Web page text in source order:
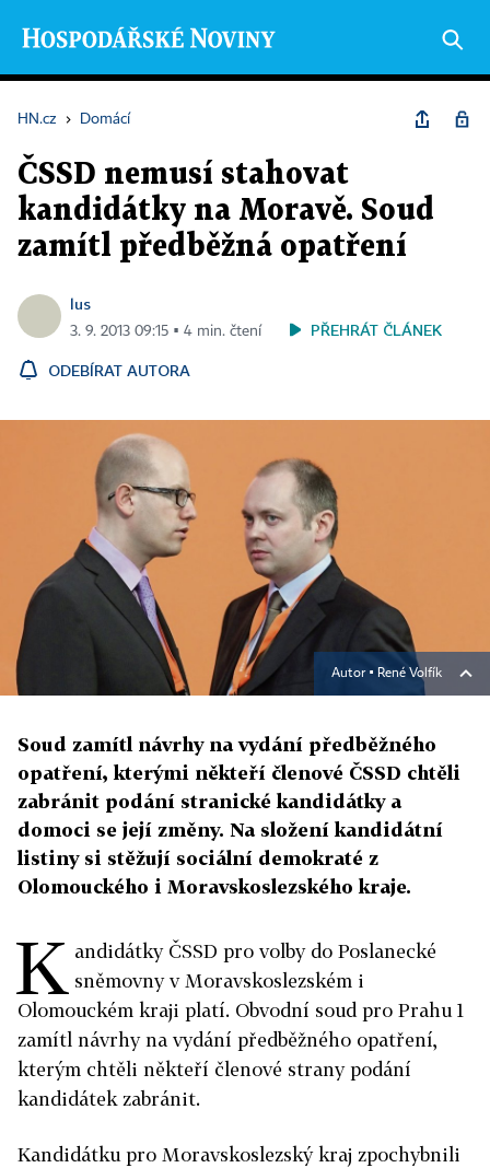
HN.cz › Domácí
ČSSD nemusí stahovat
kandidátky na Moravě. Soud
zamítl předběžná opatření
lus
3. 9. 2013 09:15 ▪ 4 min. čtení PŘEHRÁT ČLÁNEK
ODEBÍRAT AUTORA
Autor ▪ René Volfík
Soud zamítl návrhy na vydání předběžného
opatření, kterými někteří členové ČSSD chtěli
zabránit podání stranické kandidátky a
domoci se její změny. Na složení kandidátní
listiny si stěžují sociální demokraté z
Olomouckého i Moravskoslezského kraje.
K andidátky ČSSD pro volby do Poslanecké
sněmovny v Moravskoslezském i
Olomouckém kraji platí. Obvodní soud pro Prahu 1
zamítl návrhy na vydání předběžného opatření,
kterým chtěli někteří členové strany podání
kandidátek zabránit.
Kandidátku pro Moravskoslezský kraj zpochybnili